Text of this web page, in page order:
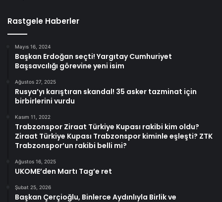
Rastgele Haberler
Mayıs 16, 2024
Başkan Erdoğan seçti! Yargıtay Cumhuriyet
Başsavcılığı görevine yeni isim
Ağustos 27, 2025
Rusya’yı karıştıran skandal! 35 asker tazminat için
birbirlerini vurdu
Kasım 11, 2022
Trabzonspor Ziraat Türkiye Kupası rakibi kim oldu?
Ziraat Türkiye Kupası Trabzonspor kiminle eşleşti? ZTK
Trabzonspor’un rakibi belli mi?
Ağustos 16, 2025
UKOME’den Martı Tag’e ret
Şubat 25, 2026
Başkan Çerçioğlu, Binlerce Aydınlıyla Birlik ve